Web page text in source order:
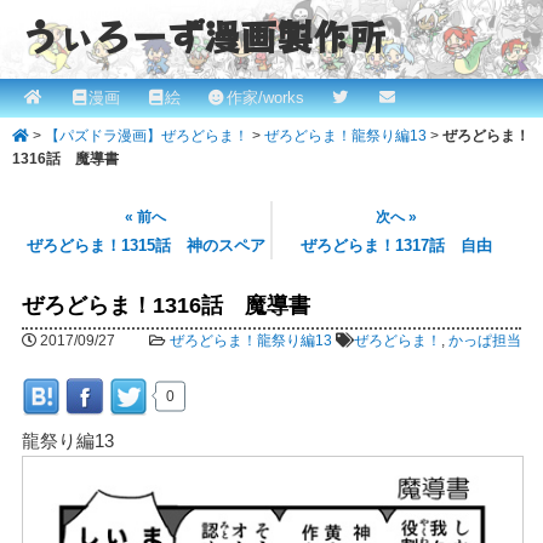
うぃろーず漫画製作所
ROBINとかっぱの漫画スタジオ！ willows.online
メ
イ
ン
メ
イ
コ
テ
ツ
へ
漫画 絵 作家/works
> 【パズドラ漫画】ぜろどらま！ > ぜろどらま！龍祭り編13 > ぜろどらま！
1316話 魔導書
« 前へ
ぜろどらま！1315話 神のスペア
次へ »
ぜろどらま！1317話 自由
ぜろどらま！1316話 魔導書
2017/09/27 ぜろどらま！龍祭り編13 ぜろどらま！ ,かっぱ担当
0
龍祭り編13